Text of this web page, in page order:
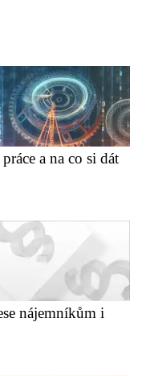
a na co si dát
nájemníkům i